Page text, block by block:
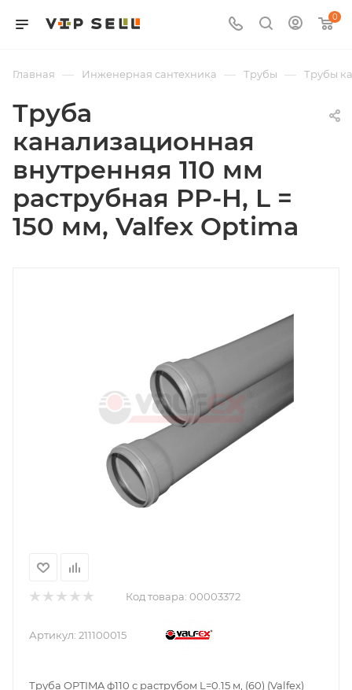
0
Главная — Инженерная сантехника — Трубы — Трубы
Труба
канализационная
внутренняя 110 мм
раструбная PP-H, L =
150 мм, Valfex Optima
Код товара: 00003372
Артикул: 211100015
Труба OPTIMA ф110 с раструбом L=0.15 м, (60) (Valfex)